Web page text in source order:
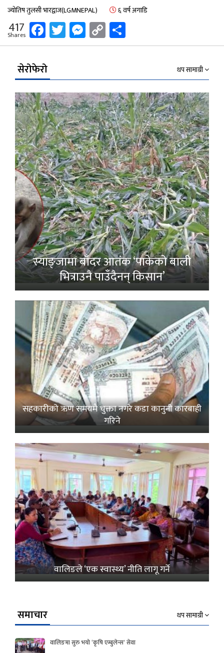
ज्योतिष तुलसी भारद्वाज(LGMNEPAL) ६ वर्ष अगाडि
417
Shares Facebook
Twitter
Messenger
Copy
Link
सेरोफेरो थप सामाग्री
स्याङ्जामा बाँदर आतंक ‘पाकेको बाली
भित्राउनै पाउँदैनन् किसान’
सहकारीको ऋण समयमै चुक्ता नगरे कडा कानुनी कारबाही
गरिने
वालिङले ‘एक स्वास्थ्य’ नीति लागू गर्ने
समाचार थप सामाग्री
वालिङमा सुरु भयो ‘कृषि एम्बुलेन्स’ सेवा